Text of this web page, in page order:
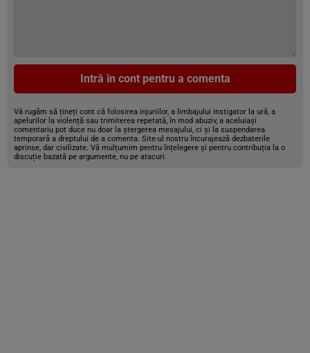
Intră în cont pentru a comenta
Vă rugăm să țineți cont că folosirea injuriilor, a limbajului instigator la ură, a
apelurilor la violență sau trimiterea repetată, în mod abuziv, a aceluiași
comentariu pot duce nu doar la ștergerea mesajului, ci și la suspendarea
temporară a dreptului de a comenta. Site-ul nostru încurajează dezbaterile
aprinse, dar civilizate. Vă mulțumim pentru înțelegere și pentru contribuția la o
discuție bazată pe argumente, nu pe atacuri.